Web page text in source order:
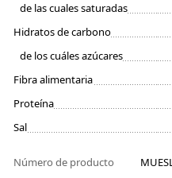
de las cuales saturadas
Hidratos de carbono
de los cuáles azúcares
Fibra alimentaria
Proteína
Sal
Número de producto